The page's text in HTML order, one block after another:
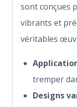
sont conçues
vibrants et
véritables
tremper
Designs